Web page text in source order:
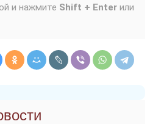
и нажмите Shift + Enter или